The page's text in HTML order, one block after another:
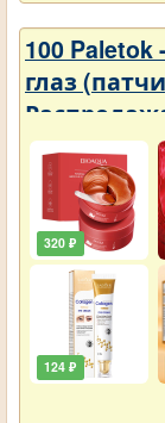
100
глаз
320 ₽
124 ₽